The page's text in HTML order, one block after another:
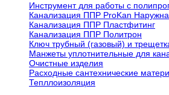
Инструмент для работы с
Канализация ППР ProKan
Канализация ППР Пластфитинг
Канализация ППР Политрон
Ключ трубный (газовый) и
Манжеты уплотнительные для
Очистные изделия
Расходные сантехнические
Тепллоизоляция